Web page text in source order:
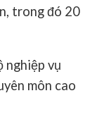
trong đó 20
nghiệp vụ
môn cao